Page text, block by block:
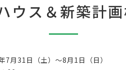
ウス＆新築計
7月31日（土）～8月1日（日）